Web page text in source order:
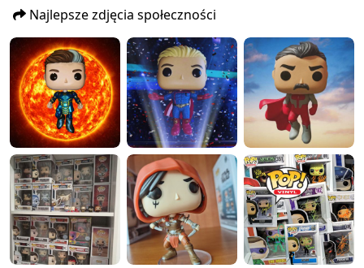
Najlepsze zdjęcia społeczności